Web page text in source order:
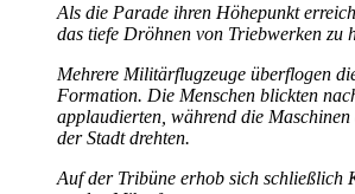
Als die Parade ihren Höhepunkt
das tiefe Dröhnen von Triebwerken zu
Mehrere Militärflugzeuge überflogen
Formation. Die Menschen blickten
applaudierten, während die
der Stadt drehten.
Auf der Tribüne erhob sich schließlich